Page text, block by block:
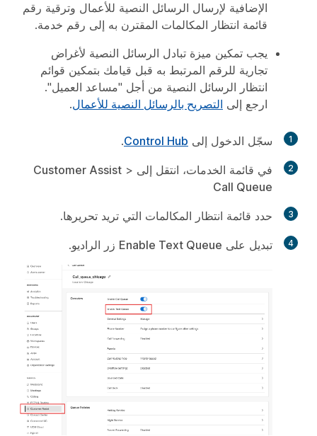
الإضافية لإرسال الرسائل النصية للأعمال وترقية رقم
قائمة انتظار المكالمات المقترن به إلى رقم خدمة.
يجب تمكين ميزة تبادل الرسائل النصية لأغراض
تجارية للرقم المرتبط به قبل قيامك بتمكين قوائم
انتظار الرسائل النصية من أجل "مساعد العميل".
ارجع إلى التصريح بالرسائل النصية للأعمال.
1 سجّل الدخول إلى Control Hub
.
2 في قائمة الخدمات، انتقل إلى Customer Assist >
Call Queue
3 حدد قائمة انتظار المكالمات التي تريد تحريرها.
4 تبديل على Enable Text Queue زر الراديو.